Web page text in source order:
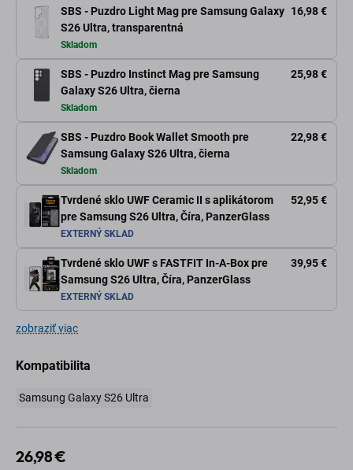
SBS - Puzdro Light Mag pre Samsung Galaxy
S26 Ultra, transparentná
16,98 €
Skladom
SBS - Puzdro Instinct Mag pre Samsung
Galaxy S26 Ultra, čierna
25,98 €
Skladom
SBS - Puzdro Book Wallet Smooth pre
Samsung Galaxy S26 Ultra, čierna
22,98 €
Skladom
Tvrdené sklo UWF Ceramic II s aplikátorom
pre Samsung S26 Ultra, Číra, PanzerGlass
52,95 €
EXTERNÝ SKLAD
Tvrdené sklo UWF s FASTFIT In-A-Box pre
Samsung S26 Ultra, Číra, PanzerGlass
39,95 €
EXTERNÝ SKLAD
zobraziť viac
Kompatibilita
Samsung Galaxy S26 Ultra
26,98 €